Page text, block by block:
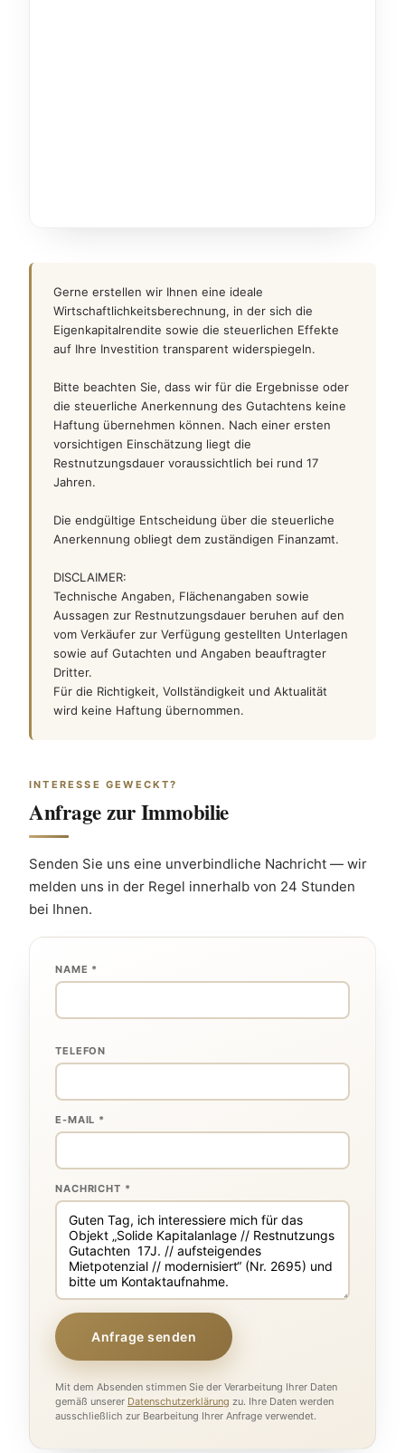
Gerne erstellen wir Ihnen eine ideale
Wirtschaftlichkeitsberechnung, in der sich die
Eigenkapitalrendite sowie die steuerlichen Effekte
auf Ihre Investition transparent widerspiegeln.
Bitte beachten Sie, dass wir für die Ergebnisse oder
die steuerliche Anerkennung des Gutachtens keine
Haftung übernehmen können. Nach einer ersten
vorsichtigen Einschätzung liegt die
Restnutzungsdauer voraussichtlich bei rund 17
Jahren.
Die endgültige Entscheidung über die steuerliche
Anerkennung obliegt dem zuständigen Finanzamt.
DISCLAIMER:
Technische Angaben, Flächenangaben sowie
Aussagen zur Restnutzungsdauer beruhen auf den
vom Verkäufer zur Verfügung gestellten Unterlagen
sowie auf Gutachten und Angaben beauftragter
Dritter.
Für die Richtigkeit, Vollständigkeit und Aktualität
wird keine Haftung übernommen.
INTERESSE GEWECKT?
Anfrage zur Immobilie
Senden Sie uns eine unverbindliche Nachricht — wir
melden uns in der Regel innerhalb von 24 Stunden
bei Ihnen.
NAME *
TELEFON
E-MAIL *
NACHRICHT *
Anfrage senden
Mit dem Absenden stimmen Sie der Verarbeitung Ihrer Daten
gemäß unserer Datenschutzerklärung zu. Ihre Daten werden
ausschließlich zur Bearbeitung Ihrer Anfrage verwendet.